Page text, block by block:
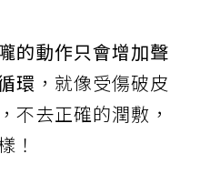
的動作只會增加聲
環 ，就像受傷破皮
不去正確的潤敷，
！